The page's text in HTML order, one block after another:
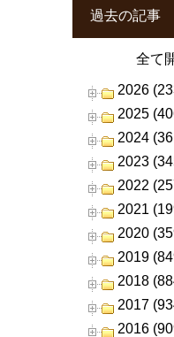
過去の記事
全て
2026
2025
2024
2023
2022
2021
2020
2019
2018
2017
2016